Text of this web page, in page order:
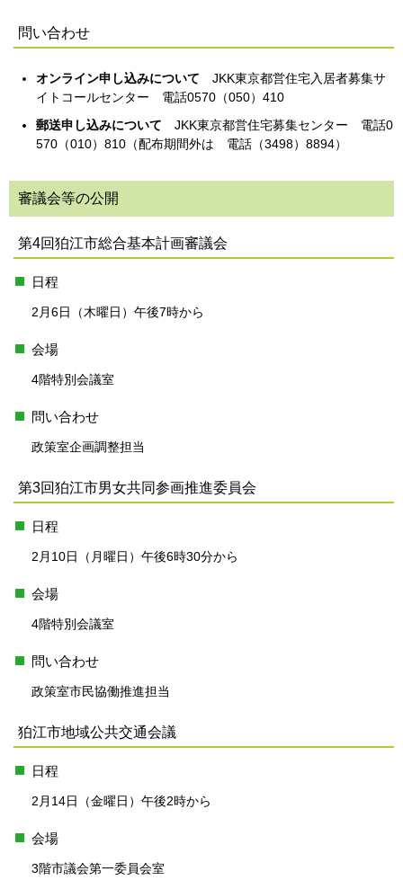
問い合わせ
オンライン申し込みについて JKK東京都営住宅入居者募集サ
イトコールセンター 電話0570（050）410
郵送申し込みについて JKK東京都営住宅募集センター 電話0
570（010）810（配布期間外は 電話（3498）8894）
審議会等の公開
第4回狛江市総合基本計画審議会
日程
2月6日（木曜日）午後7時から
会場
4階特別会議室
問い合わせ
政策室企画調整担当
第3回狛江市男女共同参画推進委員会
日程
2月10日（月曜日）午後6時30分から
会場
4階特別会議室
問い合わせ
政策室市民協働推進担当
狛江市地域公共交通会議
日程
2月14日（金曜日）午後2時から
会場
3階市議会第一委員会室